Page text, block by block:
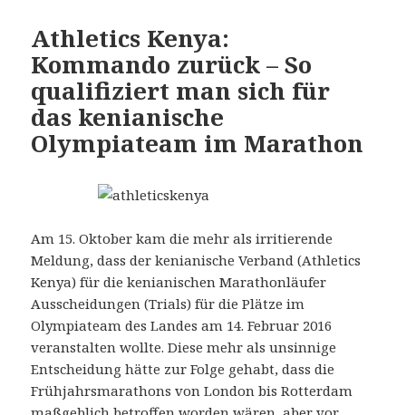
Athletics Kenya:
Kommando zurück – So
qualifiziert man sich für
das kenianische
Olympiateam im Marathon
Am 15. Oktober kam die mehr als irritierende
Meldung, dass der kenianische Verband (Athletics
Kenya) für die kenianischen Marathonläufer
Ausscheidungen (Trials) für die Plätze im
Olympiateam des Landes am 14. Februar 2016
veranstalten wollte. Diese mehr als unsinnige
Entscheidung hätte zur Folge gehabt, dass die
Frühjahrsmarathons von London bis Rotterdam